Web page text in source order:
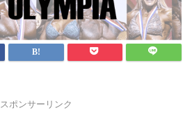
スポンサーリンク